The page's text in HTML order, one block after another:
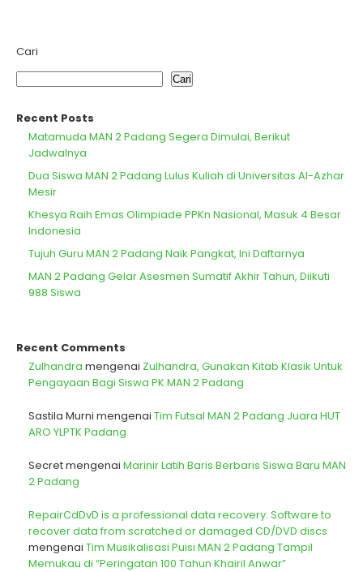
Cari
Cari
Recent Posts
Matamuda MAN 2 Padang Segera Dimulai, Berikut
Jadwalnya
Dua Siswa MAN 2 Padang Lulus Kuliah di Universitas Al-Azhar
Mesir
Khesya Raih Emas Olimpiade PPKn Nasional, Masuk 4 Besar
Indonesia
Tujuh Guru MAN 2 Padang Naik Pangkat, Ini Daftarnya
MAN 2 Padang Gelar Asesmen Sumatif Akhir Tahun, Diikuti
988 Siswa
Recent Comments
Zulhandra mengenai Zulhandra, Gunakan Kitab Klasik Untuk
Pengayaan Bagi Siswa PK MAN 2 Padang
Sastila Murni mengenai Tim Futsal MAN 2 Padang Juara HUT
ARO YLPTK Padang
Secretmengenai Marinir Latih Baris Berbaris Siswa Baru MAN
2 Padang
RepairCdDvD is a professional data recovery. Software to
recover data from scratched or damaged CD/DVD discs
mengenai Tim Musikalisasi Puisi MAN 2 Padang Tampil
Memukau di “Peringatan 100 Tahun Khairil Anwar”